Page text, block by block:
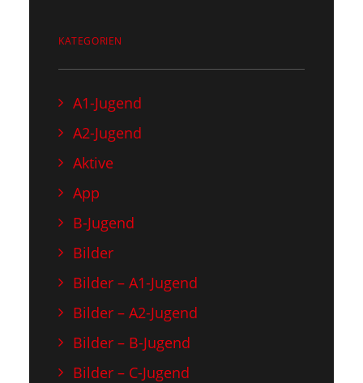
KATEGORIEN
A1-Jugend
A2-Jugend
Aktive
App
B-Jugend
Bilder
Bilder – A1-Jugend
Bilder – A2-Jugend
Bilder – B-Jugend
Bilder – C-Jugend